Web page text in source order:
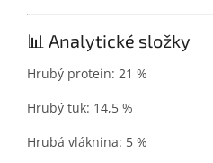
📊 Analytické složky
Hrubý protein: 21 %
Hrubý tuk: 14,5 %
Hrubá vláknina: 5 %